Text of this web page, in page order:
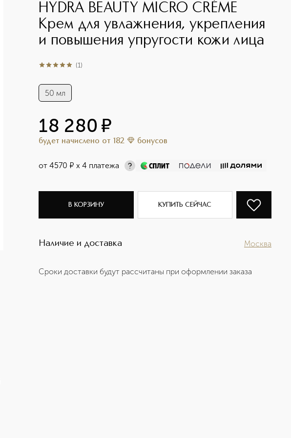
HYDRA BEAUTY MICRO CRÈME
Крем для увлажнения, укрепления
и повышения упругости кожи лица
5из 51 (1)
50 мл
18 280 ¤
будет начислено от 182 бонусов
от4570 ¤ х 4 платежа
В КОРЗИНУ КУПИТЬ СЕЙЧАС
Наличие и доставка Москва
Сроки доставки будут рассчитаны при оформлении заказа